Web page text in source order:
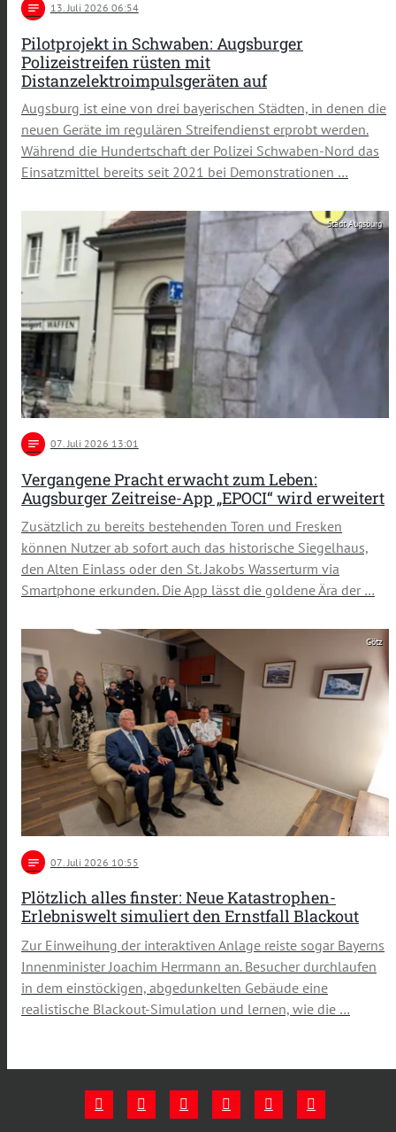
notes 13. Juli 2026 06:54
Pilotprojekt in Schwaben: Augsburger
Polizeistreifen rüsten mit
Distanzelektroimpulsgeräten auf
Augsburg ist eine von drei bayerischen Städten, in denen die
neuen Geräte im regulären Streifendienst erprobt werden.
Während die Hundertschaft der Polizei Schwaben-Nord das
Einsatzmittel bereits seit 2021 bei Demonstrationen …
Stadt Augsburg
notes 07. Juli 2026 13:01
Vergangene Pracht erwacht zum Leben:
Augsburger Zeitreise-App „EPOCI“ wird erweitert
Zusätzlich zu bereits bestehenden Toren und Fresken
können Nutzer ab sofort auch das historische Siegelhaus,
den Alten Einlass oder den St. Jakobs Wasserturm via
Smartphone erkunden. Die App lässt die goldene Ära der …
Götz
notes 07 . Juli 2026 10:55
Plötzlich alles finster: Neue Katastrophen-
Erlebniswelt simuliert den Ernstfall Blackout
Zur Einweihung der interaktiven Anlage reiste sogar Bayerns
Innenminister Joachim Herrmann an. Besucher durchlaufen
in dem einstöckigen, abgedunkelten Gebäude eine
realistische Blackout-Simulation und lernen, wie die …